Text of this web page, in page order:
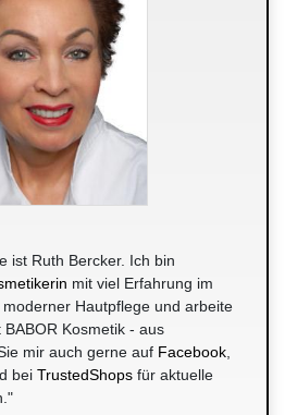
ist Ruth Bercker. Ich bin
mit viel Erfahrung im
Hautpflege und arbeite
Kosmetik - aus
mir auch gerne auf Facebook,
bei TrustedShops für aktuelle